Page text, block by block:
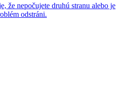
že nepočujete druhú stranu alebo je
odstráni.